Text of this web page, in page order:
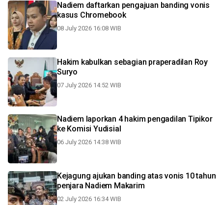
Nadiem daftarkan pengajuan banding vonis
kasus Chromebook
08 July 2026 16:08 WIB
Hakim kabulkan sebagian praperadilan Roy
Suryo
07 July 2026 14:52 WIB
Nadiem laporkan 4 hakim pengadilan Tipikor
ke Komisi Yudisial
06 July 2026 14:38 WIB
Kejagung ajukan banding atas vonis 10 tahun
penjara Nadiem Makarim
02 July 2026 16:34 WIB